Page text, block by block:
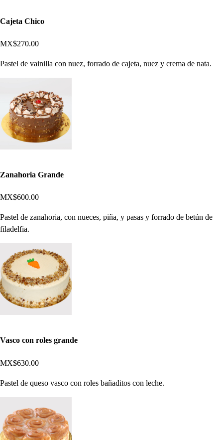
Cajeta Chico
MX$270.00
Pastel de vainilla con nuez, forrado de cajeta, nuez y crema de nata.
Zanahoria Grande
MX$600.00
Pastel de zanahoria, con nueces, piña, y pasas y forrado de betún de
filadelfia.
Vasco con roles grande
MX$630.00
Pastel de queso vasco con roles bañaditos con leche.